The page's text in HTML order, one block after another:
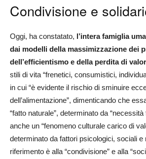
Condivisione e
Oggi, ha constatato, l’intera famiglia
dai modelli della massimizzazione dei
dell’efficientismo e della perdita di
stili di vita “frenetici, consumistici,
in cui “è evidente il rischio di sminuire
dell’alimentazione”, dimenticando che
“fatto naturale”, determinato da
anche un “fenomeno culturale carico di
determinato da fattori psicologici, sociali e
riferimento è alla “condivisione” e alla